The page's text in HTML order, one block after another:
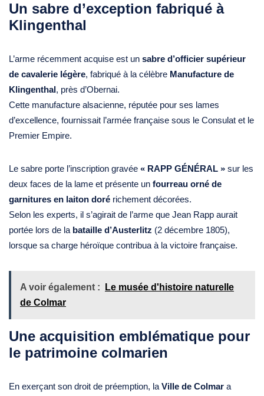
Un sabre d’exception fabriqué à
Klingenthal
L’arme récemment acquise est un sabre d’officier supérieur
de cavalerie légère, fabriqué à la célèbre Manufacture de
Klingenthal, près d’Obernai.
Cette manufacture alsacienne, réputée pour ses lames
d’excellence, fournissait l’armée française sous le Consulat et le
Premier Empire.
Le sabre porte l’inscription gravée « RAPP GÉNÉRAL » sur les
deux faces de la lame et présente un fourreau orné de
garnitures en laiton doré richement décorées.
Selon les experts, il s’agirait de l’arme que Jean Rapp aurait
portée lors de la bataille d’Austerlitz (2 décembre 1805),
lorsque sa charge héroïque contribua à la victoire française.
A voir également :
Le musée d'histoire naturelle
de Colmar
Une acquisition emblématique pour
le patrimoine colmarien
En exerçant son droit de préemption, la Ville de Colmar a